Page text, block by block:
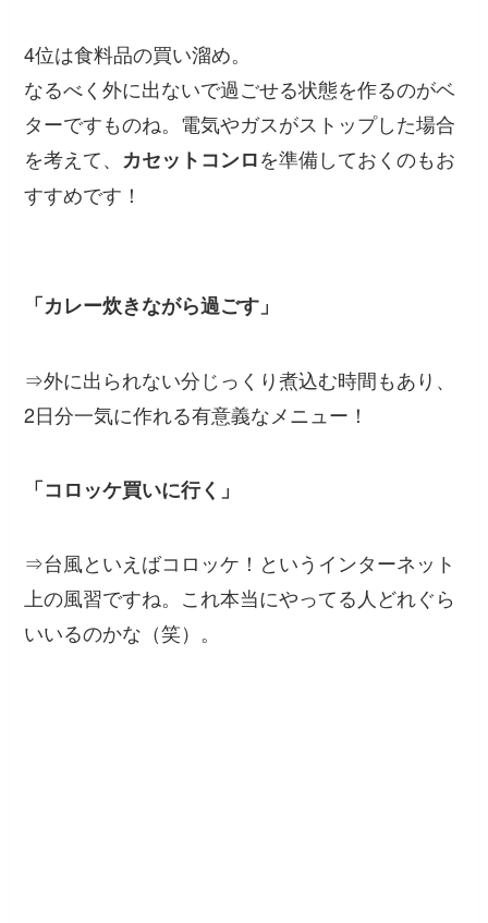
4位は食料品の買い溜め。
なるべく外に出ないで過ごせる状態を作るのがベ
ターですものね。電気やガスがストップした場合
を考えて、 カセットコンロを準備しておくのもお
すすめです！
「カレー炊きながら過ごす」
⇒外に出られない分じっくり煮込む時間もあり、
2日分一気に作れる有意義なメニュー！
「コロッケ買いに行く」
⇒台風といえばコロッケ！というインターネット
上の風習ですね。これ本当にやってる人どれぐら
いいるのかな（笑）。